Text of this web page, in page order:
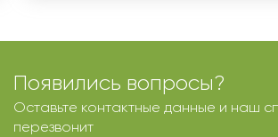
Появились вопросы?
Оставьте контактные данные и наш
перезвонит